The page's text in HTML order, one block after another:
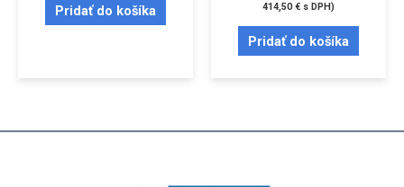
Pridať do košíka
414,50€ s DPH)
Pridať do košíka